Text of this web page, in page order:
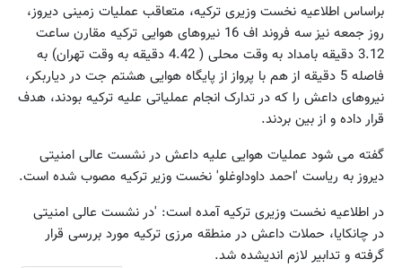
براساس اطلاعیه نخست وزیری ترکیه، متعاقب عملیات زمینی دیروز،
روز جمعه نیز سه فروند اف 16 نیروهای هوایی ترکیه مقارن ساعت
3.12 دقیقه بامداد به وقت محلی ( 4.42 دقیقه به وقت تهران) به
فاصله 5 دقیقه از هم با پرواز از پایگاه هوایی هشتم جت در دیاربکر،
نیروهای داعش را که در تدارک انجام عملیاتی علیه ترکیه بودند، هدف
قرار داده و از بین بردند.
گفته می شود عملیات هوایی علیه داعش در نشست عالی امنیتی
دیروز به ریاست 'احمد داوداوغلو' نخست وزیر ترکیه مصوب شده است.
در اطلاعیه نخست وزیری ترکیه آمده است: 'در نشست عالی امنیتی
در چانکایا، حملات داعش در منطقه مرزی ترکیه مورد بررسی قرار
گرفته و تدابیر لازم اندیشده شد.